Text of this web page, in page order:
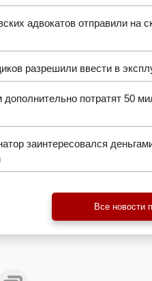
адвокатов отправили на
разрешили ввести в
потратят 50
заинтересовался
Все новости